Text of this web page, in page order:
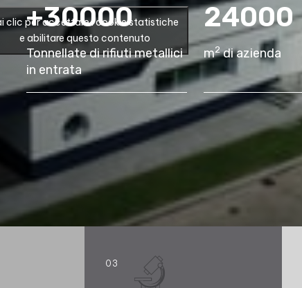
clic per accettare i cookie statistiche
e abilitare questo contenuto
+30000
Tonnellate di rifiuti metallici
in entrata
24000
m2di azienda
03